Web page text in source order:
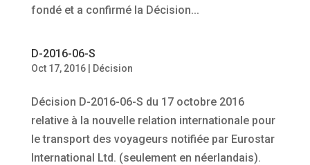
fondé et a confirmé la Décision...
D-2016-06-S
Oct 17, 2016| Décision
Décision D-2016-06-S du 17 octobre 2016
relative à la nouvelle relation internationale pour
le transport des voyageurs notifiée par Eurostar
International Ltd. (seulement en néerlandais).